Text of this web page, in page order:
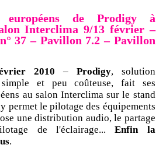
européens de Prodigy à
Interclima 9/13 février –
37 – Pavillon 7.2 – Pavillon
2010 – Prodigy, solution
et peu coûteuse, fait ses
au salon Interclima sur le stand
permet le pilotage des équipements
une distribution audio, le partage
de l'éclairage...Enfin la
.